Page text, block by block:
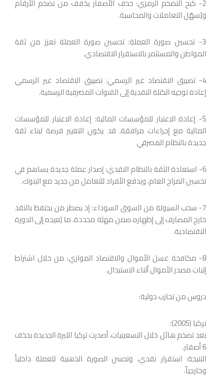
2- كبح التضخم الرمزي: حذف الأصفار يخفف من تضخم الأرقام
ويُسهّل التعاملات والمحاسبة.
3- تحسين صورة العملة: تحسين صورة العملة تعزز من ثقة
المواطن والمستثمر بالاستقرار الاقتصادي.
4- تضييق الاقتصاد غير الرسمي: تضييق الاقتصاد غير الرسمي
إعادة توجيه الكتلة النقدية إلى القنوات المصرفية الرسمية.
5- إعادة الاعتبار للمؤسسات المالية: إعادة الاعتبار للمؤسسات
المالية مع إجراءات مرافقة، قد يكون التغيير فرصة لبناء ثقة
جديدة بالنظام المصرفي
6- استعادة الثقة بالنظام النقدي: إصدار عملة جديدة يساهم في
تحسين المزاج العام، ويدفع الأفراد للتعامل من جديد مع البنوك.
7- سحب السيولة من السوق السوداء: إذ يضطر من يحتفظ بالنقد
خارج المصارف إلى إظهاره ضمن مهلة محددة، ما يُعيده إلى الدورة
الاقتصادية.
8- مكافحة غسل الأموال والاقتصاد الموازي: من خلال اشتراط
إثبات مصدر الأموال أثناء الاستبدال.
دروس من تجارب دولية:
تركيا (2005):
بعد تضخم هائل خلال التسعينيات، أصدرت تركيا الليرة الجديدة بحذف
6 أصفار.
النتيجة: استقرار نقدي، وتحسن الصورة الذهنية للعملة داخلياً
وخارجياً.